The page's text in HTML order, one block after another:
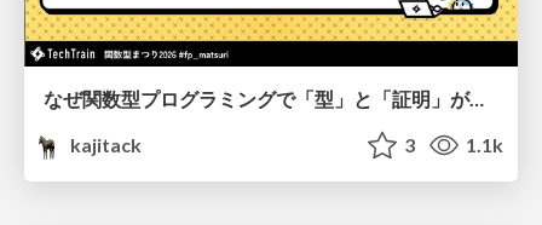
なぜ関数型プログラミングで「型」と「証明」が語られるのか #fp_matsuri
kajitack
3 1.1k